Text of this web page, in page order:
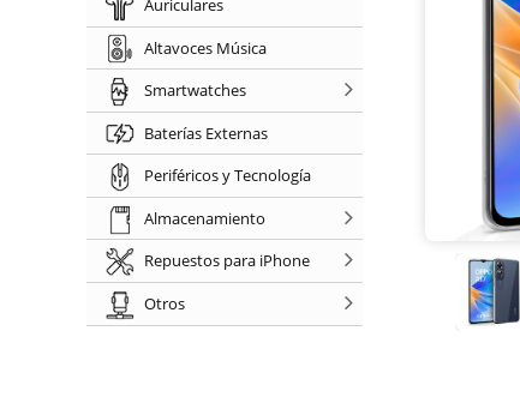
Auriculares
Altavoces Música
Smartwatches
Baterías Externas
Periféricos y Tecnología
Almacenamiento
Repuestos para iPhone
Otros